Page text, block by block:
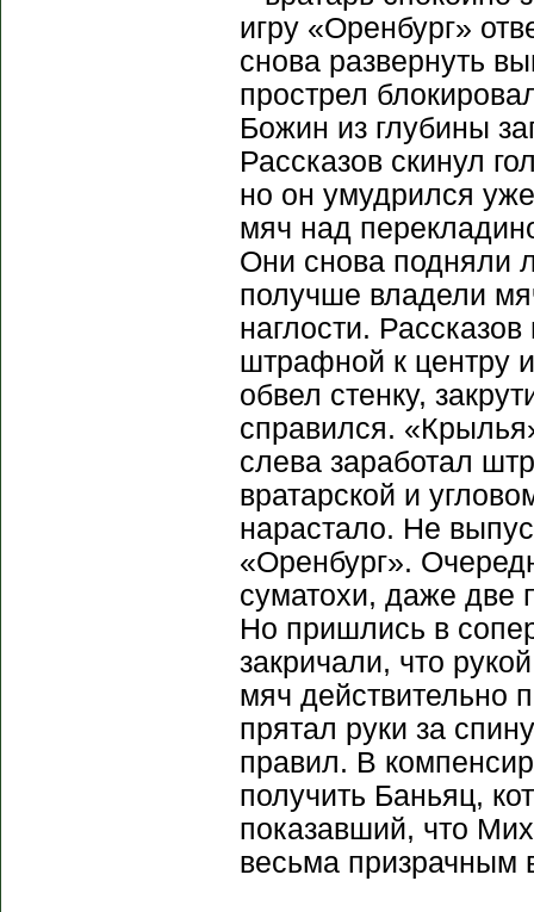
игру «Оренбург»
снова развернуть
прострел
Божин из глубины
Рассказов скинул
но он умудрился
мяч над
Они снова подняли
получше владели
наглости.
штрафной к центру
обвел стенку,
справился.
слева заработал
вратарской и
нарастало. Не
«Оренбург».
суматохи, даже две
Но пришлись в
закричали, что
мяч действительно
прятал руки за
правил. В
получить Баньяц,
показавший, что
весьма призрачным